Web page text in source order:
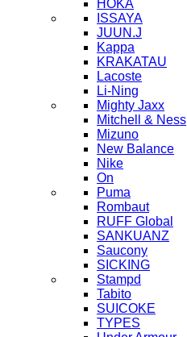
HOKA
ISSAYA
JUUN.J
Kappa
KRAKATAU
Lacoste
Li-Ning
Mighty Jaxx
Mitchell & Ness
Mizuno
New Balance
Nike
On
Puma
Rombaut
RUFF Global
SANKUANZ
Saucony
SICKING
Stampd
Tabito
SUICOKE
TYPES